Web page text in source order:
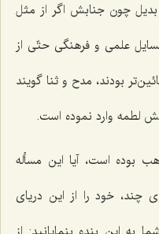
چون جنابش اگر از مثل
علمى و فرهنگى حتّى از
بودند، مدح و ثنا گويند
لطمه وارد نموده است.
بوده است، آيا اين مسأله
چند، خود را از اين درياى